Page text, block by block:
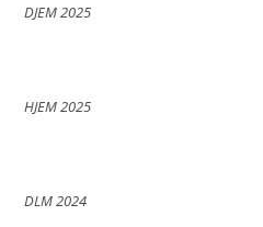
DJEM 2025
HJEM 2025
DLM 2024